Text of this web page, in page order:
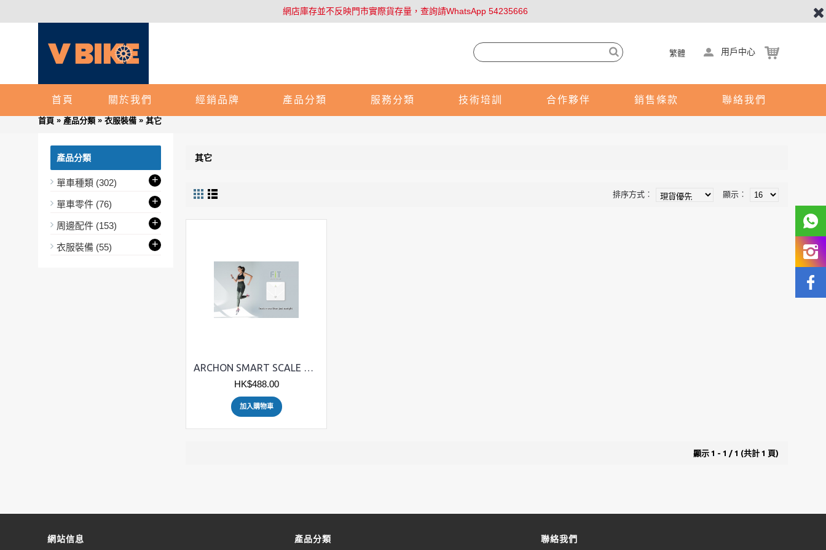
網店庫存並不反映門市實際貨存量，查詢請WhatsApp 54235666
繁體 用戶中心
首頁 關於我們 經銷品牌 產品分類 服務分類 技術培訓 合作夥伴 銷售條款 聯絡我們
首頁 » 產品分類 » 衣服裝備 » 其它
產品分類
單車種類 (302) +
單車零件 (76) +
周邊配件 (153) +
衣服裝備 (55) +
其它
顯示︰
排序方式︰
ARCHON SMART SCALE 智能體脂電子磅
HK$488.00
加入購物車
顯示 1 - 1 / 1 (共計 1 頁)
網站信息 產品分類 聯絡我們